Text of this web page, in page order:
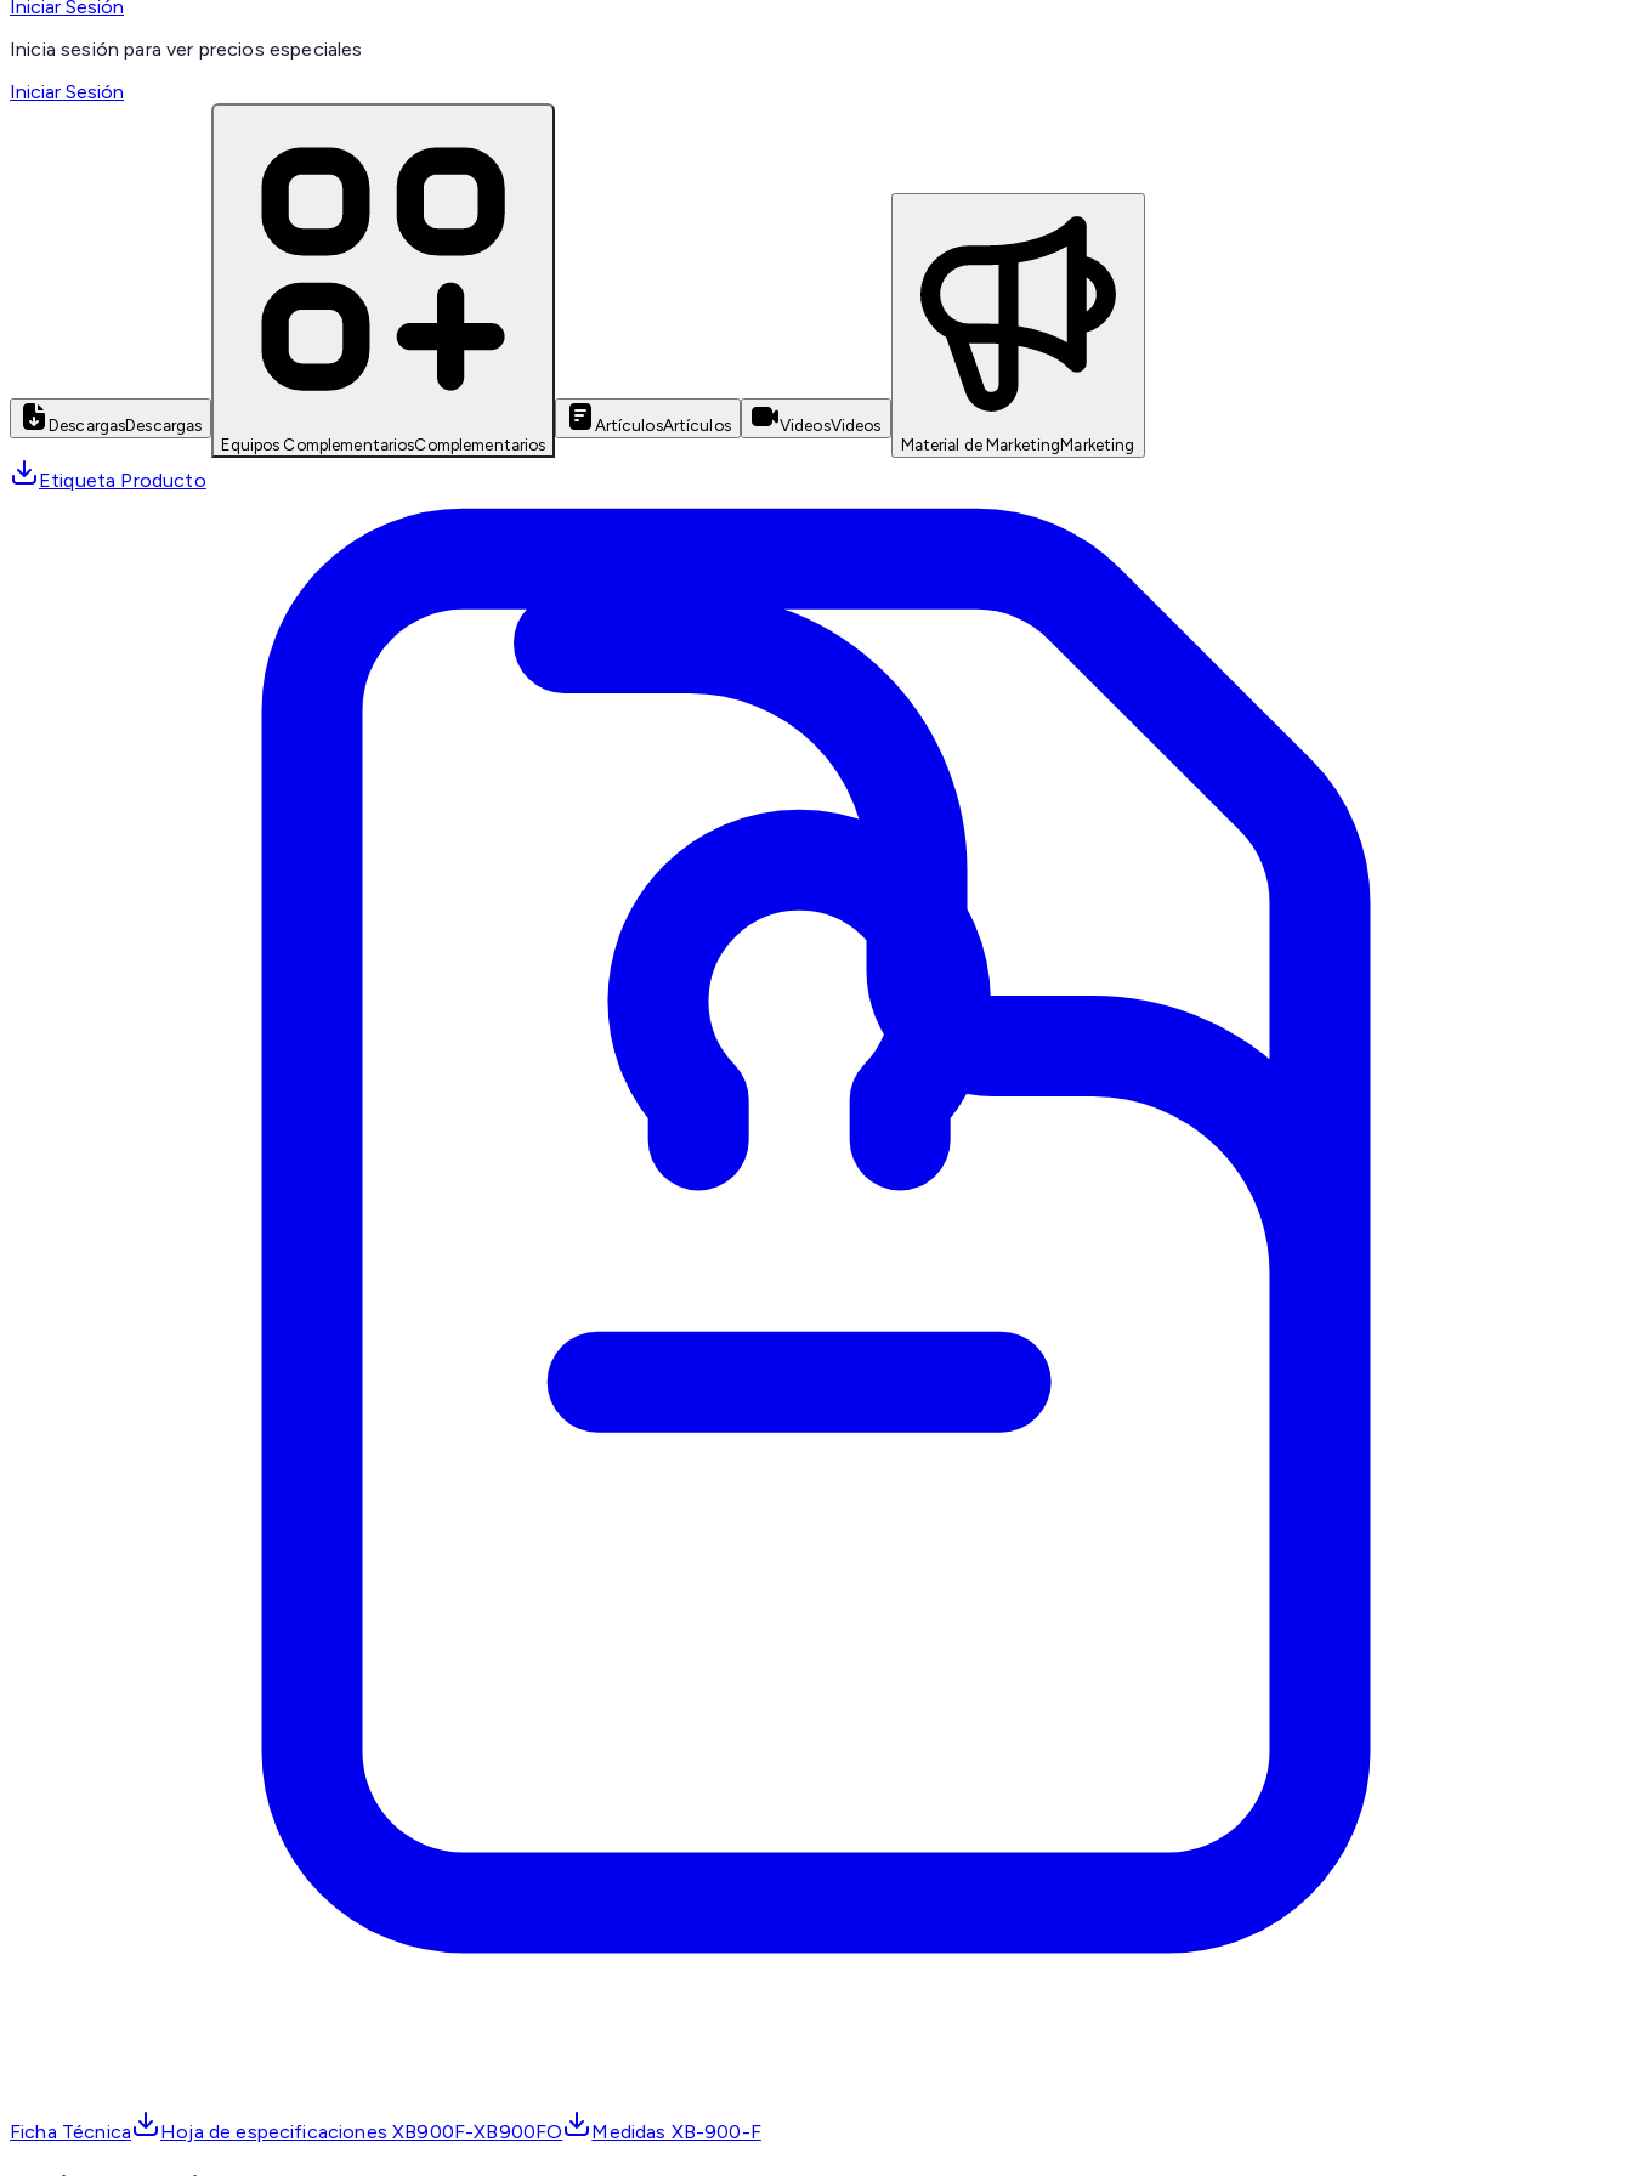
Iniciar Sesión
Inicia sesión para ver precios especiales
Iniciar Sesión
DescargasDescargas
Equipos ComplementariosComplementarios
ArtículosArtículos VideosVideos
Material de MarketingMarketing
Etiqueta Producto
Ficha Técnica Hoja de especificaciones XB900F-XB900FO Medidas XB-900-F